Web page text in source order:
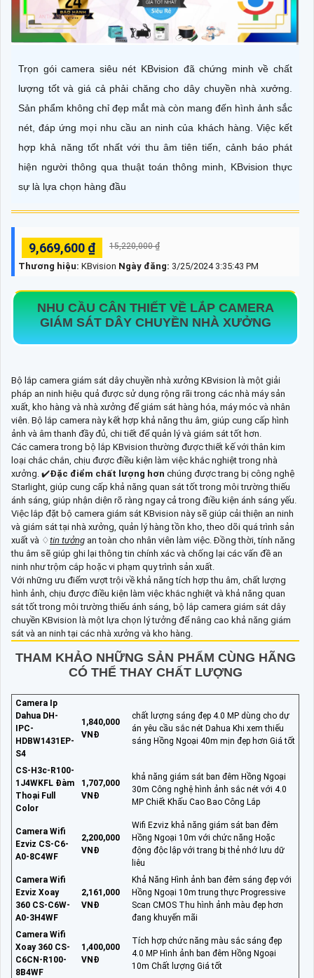
Trọn gói camera siêu nét KBvision đã chứng minh về chất
lượng tốt và giá cả phải chăng cho dây chuyền nhà xưởng.
Sản phẩm không chỉ đẹp mắt mà còn mang đến hình ảnh sắc
nét, đáp ứng mọi nhu cầu an ninh của khách hàng. Việc kết
hợp khả năng tốt nhất với thu âm tiên tiến, cảnh báo phát
hiện người thông qua thuật toán thông minh, KBvision thực
sự là lựa chọn hàng đầu
9,669,600 ₫ 15,220,000 ₫
Thương hiệu: KBvision Ngày đăng: 3/25/2024 3:35:43 PM
NHU CẦU CÂN THIẾT VỀLẮP CAMERA
GIÁM SÁT DÂY CHUYỀN NHÀ XƯỞNG
Bộ lắp camera giám sát dây chuyền nhà xưởng KBvision là một giải
pháp an ninh hiệu quả được sử dụng rộng rãi trong các nhà máy sản
xuất, kho hàng và nhà xưởng để giám sát hàng hóa, máy móc và nhân
viên. Bộ lắp camera này kết hợp khả năng thu âm, giúp cung cấp hình
ảnh và âm thanh đầy đủ, chi tiết để quản lý và giám sát tốt hơn.
Các camera trong bộ lắp KBvision thường được thiết kế với thân kim
loại chắc chắn, chịu được điều kiện làm việc khắc nghiệt trong nhà
xưởng. ✔️Đặc điểm chất lượng hơn chúng được trang bị công nghệ
Starlight, giúp cung cấp khả năng quan sát tốt trong môi trường thiếu
ánh sáng, giúp nhận diện rõ ràng ngay cả trong điều kiện ánh sáng yếu.
Việc lắp đặt bộ camera giám sát KBvision này sẽ giúp cải thiện an ninh
và giám sát tại nhà xưởng, quản lý hàng tồn kho, theo dõi quá trình sản
xuất và ♢tin tưởng an toàn cho nhân viên làm việc. Đồng thời, tính năng
thu âm sẽ giúp ghi lại thông tin chính xác và chống lại các vấn đề an
ninh như trộm cắp hoặc vi phạm quy trình sản xuất.
Với những ưu điểm vượt trội về khả năng tích hợp thu âm, chất lượng
hình ảnh, chịu được điều kiện làm việc khắc nghiệt và khả năng quan
sát tốt trong môi trường thiếu ánh sáng, bộ lắp camera giám sát dây
chuyền KBvision là một lựa chọn lý tưởng để nâng cao khả năng giám
sát và an ninh tại các nhà xưởng và kho hàng.
THAM KHẢO NHỮNG SẢN PHẨM CÙNG HÃNG
CÓ THỂ THAY CHẤT LƯỢNG
Camera Ip
Dahua DH-
IPC-
HDBW1431EP-
S4
1,840,000
VNĐ
chất lượng sáng đẹp 4.0 MP dùng cho dự
án yêu cầu sắc nét Dahua Khi xem thiếu
sáng Hồng Ngoại 40m mịn đẹp hơn Giá tốt
CS-H3c-R100-
1J4WKFL Đàm
Thoại Full
Color
1,707,000
VNĐ
khả năng giám sát ban đêm Hồng Ngoại
30m Công nghệ hình ảnh sắc nét với 4.0
MP Chiết Khấu Cao Bao Công Lắp
Camera Wifi
Ezviz CS-C6-
A0-8C4WF
2,200,000
VNĐ
Wifi Ezviz khả năng giám sát ban đêm
Hồng Ngoại 10m với chức năng Hoặc
động độc lập với trang bị thẻ nhớ lưu dữ
liêu
Camera Wifi
Ezviz Xoay
360 CS-C6W-
A0-3H4WF
2,161,000
VNĐ
Khả Năng Hình ảnh ban đêm sáng đẹp với
Hồng Ngoại 10m trung thực Progressive
Scan CMOS Thu hình ảnh màu đẹp hơn
đang khuyến mãi
Camera Wifi
Xoay 360 CS-
C6CN-R100-
8B4WF
1,400,000
VNĐ
Tích hợp chức năng màu sắc sáng đẹp
4.0 MP Hình ảnh ban đêm Hồng Ngoại
10m Chất lượng Giá tốt